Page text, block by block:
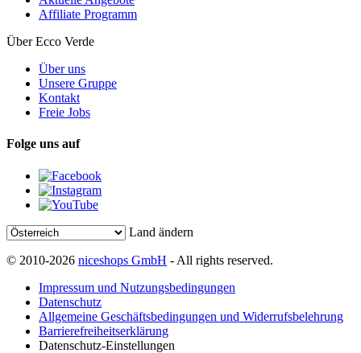
Affiliate Programm
Über Ecco Verde
Über uns
Unsere Gruppe
Kontakt
Freie Jobs
Folge uns auf
Land ändern
© 2010-2026 niceshops GmbH - All rights reserved.
Impressum und Nutzungsbedingungen
Datenschutz
Allgemeine Geschäftsbedingungen und Widerrufsbelehrung
Barrierefreiheitserklärung
Datenschutz-Einstellungen